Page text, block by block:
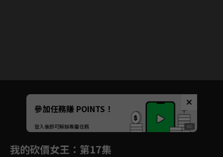
Unmute
如有不便請見諒
參加任務賺 POINTS！
登入後即可解鎖專屬任務
我的砍價女王 ：第17集